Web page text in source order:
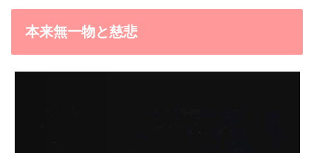
本来無一物と慈悲